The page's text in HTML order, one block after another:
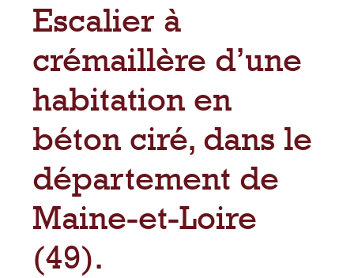
Escalier à
crémaillère d’une
habitation en
béton ciré, dans le
département de
Maine-et-Loire
(49).